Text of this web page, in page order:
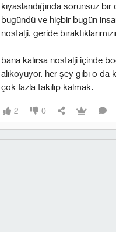
kıyaslandığında sorunsuz
bugündü ve hiçbir bugün
nostalji, geride
bana kalırsa nostalji içinde
alıkoyuyor. her şey gibi o da
çok fazla takılıp kalmak.
2 0